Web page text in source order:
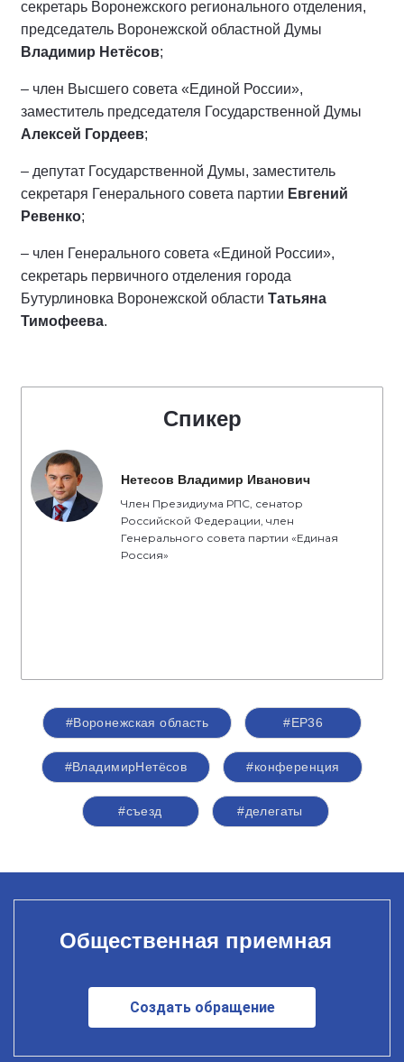
секретарь Воронежского регионального отделения,
председатель Воронежской областной Думы
Владимир Нетёсов;
– член Высшего совета «Единой России»,
заместитель председателя Государственной Думы
Алексей Гордеев;
– депутат Государственной Думы, заместитель
секретаря Генерального совета партии Евгений
Ревенко;
– член Генерального совета «Единой России»,
секретарь первичного отделения города
Бутурлиновка Воронежской области Татьяна
Тимофеева.
Спикер
Нетесов Владимир Иванович
Член Президиума РПС, сенатор
Российской Федерации, член
Генерального совета партии «Единая
Россия»
#Воронежская область #ЕР36
#ВладимирНетёсов #конференция
#съезд #делегаты
Общественная приемная
Создать обращение